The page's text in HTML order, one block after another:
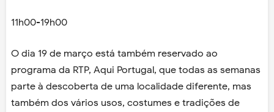
11h00-19h00
O dia 19 de março está também reservado ao
programa da RTP, Aqui Portugal, que todas as semanas
parte à descoberta de uma localidade diferente, mas
também dos vários usos, costumes e tradições de